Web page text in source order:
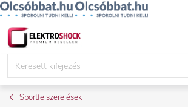
Ugrás
Sportfelszerelések